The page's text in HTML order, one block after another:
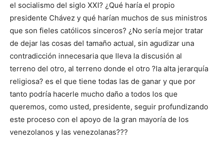
el socialismo del siglo XXI? ¿Qué haría el propio
presidente Chávez y qué harían muchos de sus ministros
que son fieles católicos sinceros? ¿No sería mejor tratar
de dejar las cosas del tamaño actual, sin agudizar una
contradicción innecesaria que lleva la discusión al
terreno del otro, al terreno donde el otro ?la alta jerarquía
religiosa? es el que tiene todas las de ganar y que por
tanto podría hacerle mucho daño a todos los que
queremos, como usted, presidente, seguir profundizando
este proceso con el apoyo de la gran mayoría de los
venezolanos y las venezolanas???